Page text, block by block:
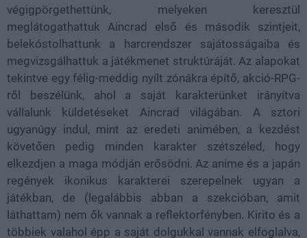
végigpörgethettünk, melyeken keresztül
meglátogathattuk Aincrad első és második szintjeit,
belekóstolhattunk a harcrendszer sajátosságaiba és
megvizsgálhattuk a játékmenet struktúráját. Az alapokat
tekintve egy félig-meddig nyílt zónákra építő, akció-RPG-
ről beszélünk, ahol a saját karakterünket irányítva
vállalunk küldetéseket Aincrad világában. A sztori
ugyanúgy indul, mint az eredeti animében, a kezdést
követően pedig minden karakter szétszéled, hogy
elkezdjen a maga módján erősödni. Az anime és a japán
regények ikonikus karakterei szerepelnek ugyan a
játékban, de (legalábbis abban a szekcióban, amit
láthattam) nem ők vannak a reflektorfényben. Kirito és a
többiek valahol épp a saját dolgukkal vannak elfoglalva,